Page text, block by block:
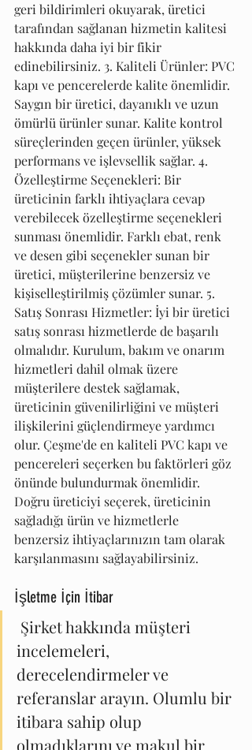
geri bildirimleri okuyarak, üretici
tarafından sağlanan hizmetin kalitesi
hakkında daha iyi bir fikir
edinebilirsiniz. 3. Kaliteli Ürünler: PVC
kapı ve pencerelerde kalite önemlidir.
Saygın bir üretici, dayanıklı ve uzun
ömürlü ürünler sunar. Kalite kontrol
süreçlerinden geçen ürünler, yüksek
performans ve işlevsellik sağlar. 4.
Özelleştirme Seçenekleri: Bir
üreticinin farklı ihtiyaçlara cevap
verebilecek özelleştirme seçenekleri
sunması önemlidir. Farklı ebat, renk
ve desen gibi seçenekler sunan bir
üretici, müşterilerine benzersiz ve
kişiselleştirilmiş çözümler sunar. 5.
Satış Sonrası Hizmetler: İyi bir üretici
satış sonrası hizmetlerde de başarılı
olmalıdır. Kurulum, bakım ve onarım
hizmetleri dahil olmak üzere
müşterilere destek sağlamak,
üreticinin güvenilirliğini ve müşteri
ilişkilerini güçlendirmeye yardımcı
olur. Çeşme'de en kaliteli PVC kapı ve
pencereleri seçerken bu faktörleri göz
önünde bulundurmak önemlidir.
Doğru üreticiyi seçerek, üreticinin
sağladığı ürün ve hizmetlerle
benzersiz ihtiyaçlarınızın tam olarak
karşılanmasını sağlayabilirsiniz.
İşletme İçin İtibar
incelemeleri,
derecelendirmeler ve
referanslar arayın. Olumlu bir
itibara sahip olup
olmadıklarını ve makul bir